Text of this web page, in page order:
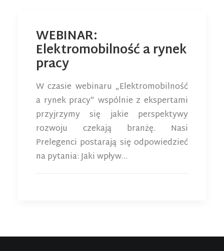
WEBINAR:
Elektromobilność a rynek
pracy
W czasie webinaru „Elektromobilność
a rynek pracy” wspólnie z ekspertami
przyjrzymy się jakie perspektywy
rozwoju czekają branżę. Nasi
Prelegenci postarają się odpowiedzieć
na pytania: Jaki wpływ…